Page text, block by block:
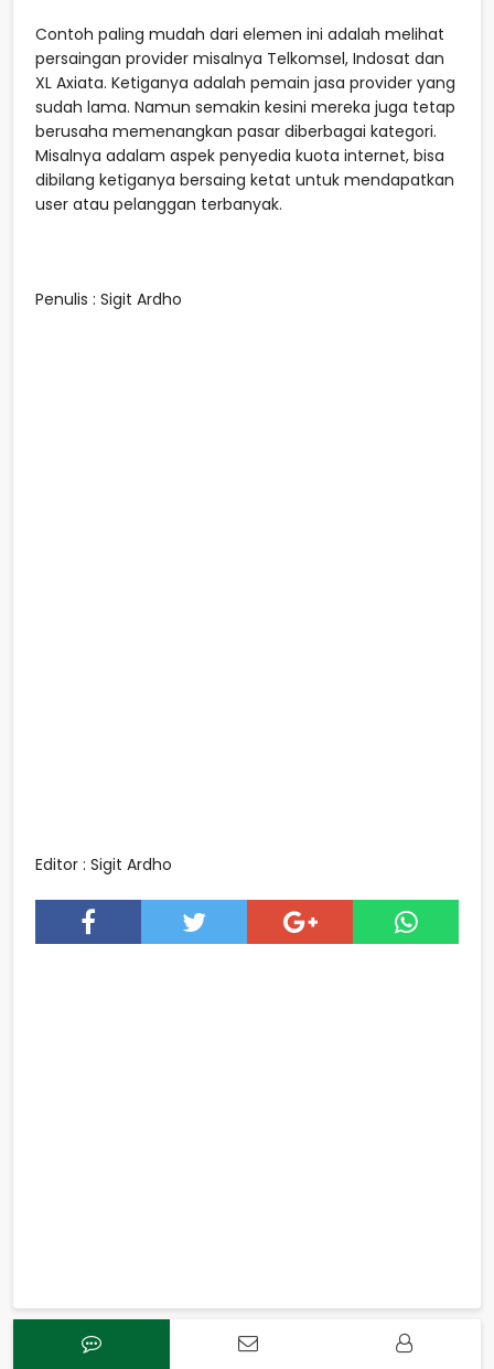
Contoh paling mudah dari elemen ini adalah melihat
persaingan provider misalnya Telkomsel, Indosat dan
XL Axiata. Ketiganya adalah pemain jasa provider yang
sudah lama. Namun semakin kesini mereka juga tetap
berusaha memenangkan pasar diberbagai kategori.
Misalnya adalam aspek penyedia kuota internet, bisa
dibilang ketiganya bersaing ketat untuk mendapatkan
user atau pelanggan terbanyak.
Penulis : Sigit Ardho
Editor : Sigit Ardho